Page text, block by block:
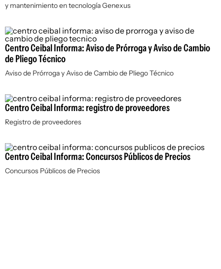
y mantenimiento en tecnología Genexus
Centro Ceibal Informa: Aviso de Prórroga y Aviso de Cambio
de Pliego Técnico
Aviso de Prórroga y Aviso de Cambio de Pliego Técnico
Centro Ceibal Informa: registro de proveedores
Registro de proveedores
Centro Ceibal Informa: Concursos Públicos de Precios
Concursos Públicos de Precios